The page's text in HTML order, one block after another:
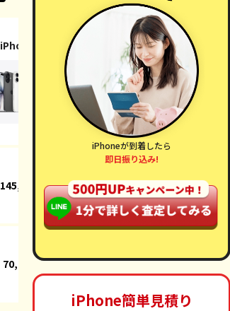
iPhone 17 iPhone 16 Pro Max
145,000円 203,000円
70,000円 97,000円
iPhoneが到着したら
即日振り込み!
iPhone簡単見積り